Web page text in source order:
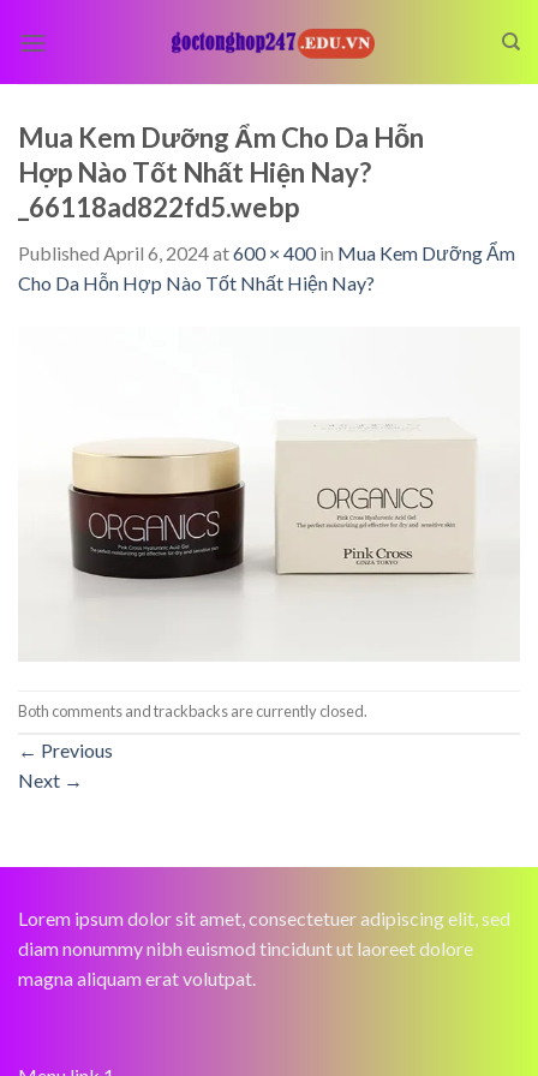
Mua Kem Dưỡng Ẩm Cho Da Hỗn
Hợp Nào Tốt Nhất Hiện Nay?
_66118ad822fd5.webp
Published April 6, 2024at600 × 400in Mua Kem Dưỡng Ẩm
Cho Da Hỗn Hợp Nào Tốt Nhất Hiện Nay?
Both comments and trackbacks are currently closed.
← Previous
Next →
Lorem ipsum dolor sit amet, consectetuer adipiscing elit, sed
diam nonummy nibh euismod tincidunt ut laoreet dolore
magna aliquam erat volutpat.